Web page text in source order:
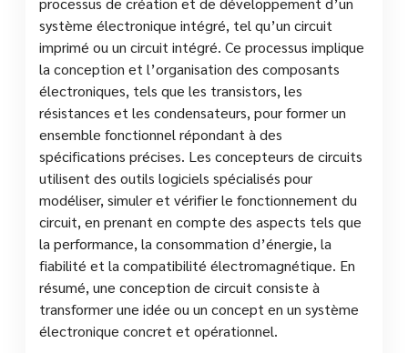
système électronique intégré, tel qu’un circuit
imprimé ou un circuit intégré. Ce processus implique
la conception et l’organisation des composants
électroniques, tels que les transistors, les
résistances et les condensateurs, pour former un
ensemble fonctionnel répondant à des
spécifications précises. Les concepteurs de circuits
utilisent des outils logiciels spécialisés pour
modéliser, simuler et vérifier le fonctionnement du
circuit, en prenant en compte des aspects tels que
la performance, la consommation d’énergie, la
fiabilité et la compatibilité électromagnétique. En
résumé, une conception de circuit consiste à
transformer une idée ou un concept en un système
électronique concret et opérationnel.